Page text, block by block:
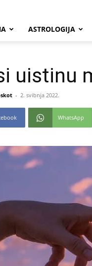
ASTROLOGIJA
uistinu
- 2. svibnja 2022.
WhatsApp